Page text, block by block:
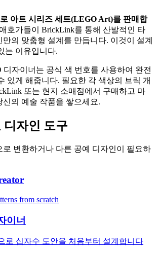
아트 시리즈 세트(LEGO Art)를 판매합
호가들이 BrickLink를 통해 산발적인 타
의 맞춤형 설계를 만듭니다. 이것이 설계
는 이유입니다.
디자이너는 공식 색 번호를 사용하여 완전
있게 해줍니다. 필요한 각 색상의 브릭 개
또는 현지 소매점에서 구매하고 마
신의 예술 작품을 쌓으세요.
디자인 도구
로 변환하거나 다른 공예 디자인이 필요하
from scratch
이너
로 십자수 도안을 처음부터 설계합니다